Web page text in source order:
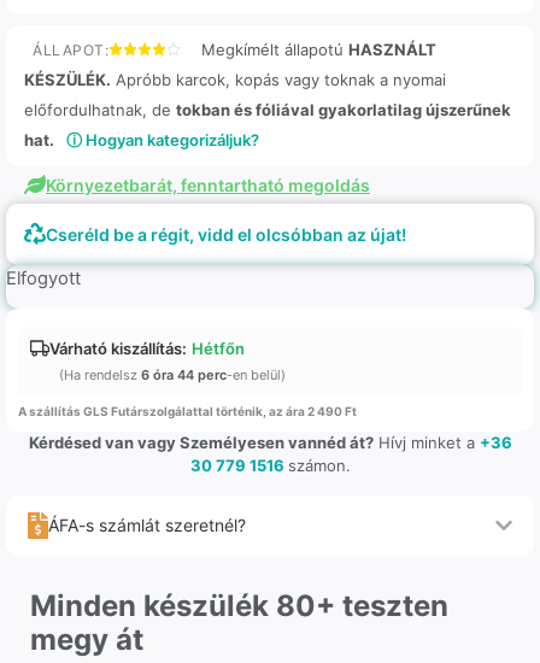
ÁLLAPOT: Megkímélt állapotú HASZNÁLT
KÉSZÜLÉK. Apróbb karcok, kopás vagy toknak a nyomai
előfordulhatnak, de tokban és fóliával gyakorlatilag újszerűnek
hat.
ⓘ Hogyan kategorizáljuk?
Környezetbarát, fenntartható megoldás
Cseréld be a régit, vidd el olcsóbban az újat!
Elfogyott
Várható kiszállítás: Hétfőn
(Ha rendelsz 6 óra 44 perc-en belül)
A szállítás GLS Futárszolgálattal történik, az ára 2 490 Ft
Kérdésed van vagy Személyesen vannéd át?Hívj minket a +36
30 779 1516 számon.
ÁFA-s számlát szeretnél?
Minden készülék 80+ teszten
megy át